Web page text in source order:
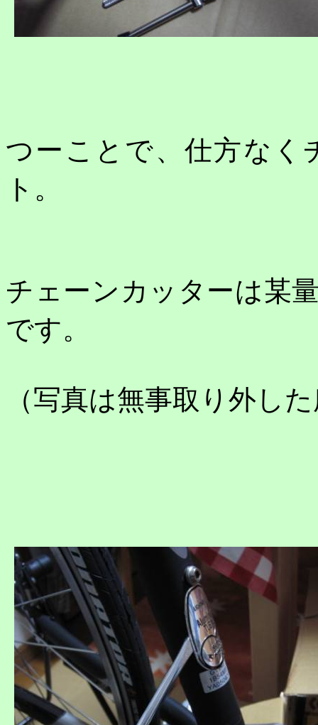
つーことで、仕方なく
ト。
チェーンカッターは某
です。
（写真は無事取り外し